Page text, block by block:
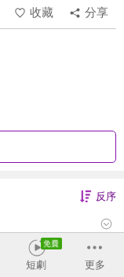
收藏
分享
反序
短劇 更多